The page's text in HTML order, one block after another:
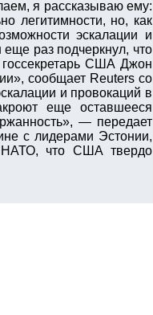
я рассказываю ему:
легитимности, но, как
эскалации и
раз подчеркнул, что
США Джон
сообщает Reuters со
и провокаций в
еще оставшееся
— передает
с лидерами Эстонии,
НАТО, что США твердо